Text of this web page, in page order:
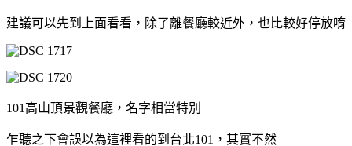
建議可以先到上面看看，除了離餐廳較近外，也比較好停放唷
101高山頂景觀餐廳，名字相當特別
乍聽之下會誤以為這裡看的到台北101，其實不然